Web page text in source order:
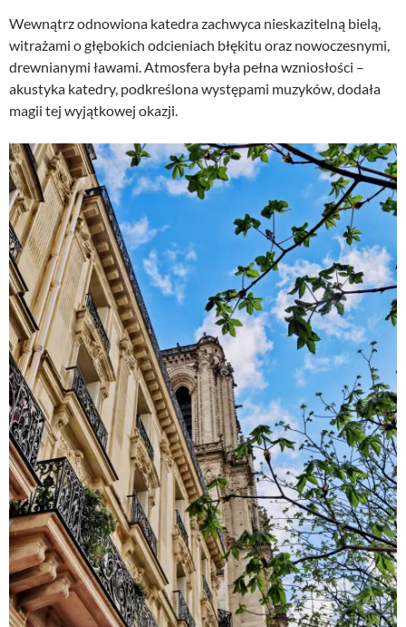
Wewnątrz odnowiona katedra zachwyca nieskazitelną bielą,
witrażami o głębokich odcieniach błękitu oraz nowoczesnymi,
drewnianymi ławami. Atmosfera była pełna wzniosłości –
akustyka katedry, podkreślona występami muzyków, dodała
magii tej wyjątkowej okazji.